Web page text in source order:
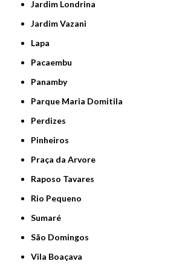
Jardim Londrina
Jardim Vazani
Lapa
Pacaembu
Panamby
Parque Maria Domitila
Perdizes
Pinheiros
Praça da Arvore
Raposo Tavares
Rio Pequeno
Sumaré
São Domingos
Vila Boaçava